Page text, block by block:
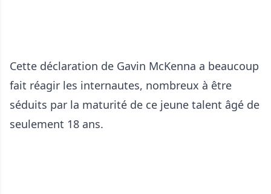
Cette déclaration de Gavin McKenna a beaucoup
fait réagir les internautes, nombreux à être
séduits par la maturité de ce jeune talent âgé de
seulement 18 ans.